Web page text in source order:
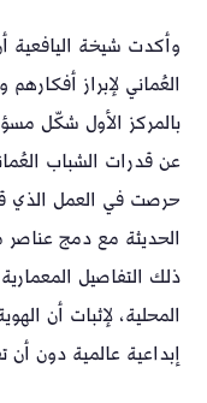
وأكدت شيخة اليافعية
العُماني لإبراز
بالمركز الأول شكّل
عن قدرات الشباب
حرصت في العمل الذي
الحديثة مع دمج عناصر
ذلك التفاصيل
المحلية، لإثبات أن
إبداعية عالمية دون أن